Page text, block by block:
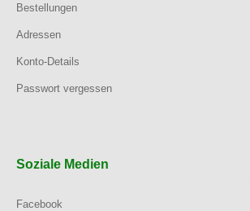
Bestellungen
Adressen
Konto-Details
Passwort vergessen
Soziale Medien
Facebook